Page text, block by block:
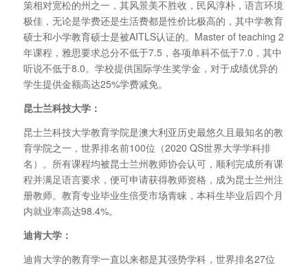
策相对宽松的州之一，其风景美不胜收，民风淳朴，语言环境
极佳，无论是学费还是生活费都是性价比极高的，其中学教育
硕士和小学教育硕士是被AITLS认证的。Master of teaching 2
年课程，雅思要求总分不低于7.5，各项单科不低于7.0，其中
听说不低于8.0。学校提供国际学生奖学金，对于成绩优异的
学生提供金额高达25%学费减免。
昆士兰科技大学：
昆士兰科技大学教育学院是澳大利亚历史最悠久且最知名的教
育学院之一，世界排名前100位（2020 QS世界大学学科排
名）。所有课程均被昆士兰州教师协会认可，顺利完成所有课
程并满足语言要求，便可申请获得教师资格，成为昆士兰州注
册教师。教育专业毕业生倍受市场青睐，本科生毕业后四个月
内就业率高达98.4%。
迪肯大学：
迪肯大学的教育学一直以来都是其强势学科，世界排名27位